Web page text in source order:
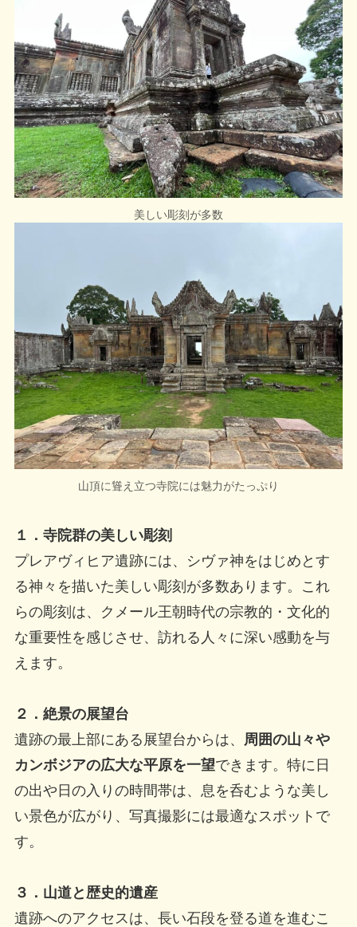
美しい彫刻が多数
山頂に聳え立つ寺院には魅力がたっぷり
１．寺院群の美しい彫刻
プレアヴィヒア遺跡には、シヴァ神をはじめとす
る神々を描いた美しい彫刻が多数あります。これ
らの彫刻は、クメール王朝時代の宗教的・文化的
な重要性を感じさせ、訪れる人々に深い感動を与
えます。
２． 絶景の展望台
遺跡の最上部にある展望台からは、
周囲の山々や
カンボジアの広大な平原を一望できます。特に日
の出や日の入りの時間帯は、息を呑むような美し
い景色が広がり、写真撮影には最適なスポットで
す。
３．山道と歴史的遺産
遺跡へのアクセスは、長い石段を登る道を進むこ